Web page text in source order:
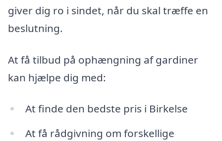
giver dig ro i sindet, når du skal træffe en
beslutning.
At få tilbud på ophængning af gardiner
kan hjælpe dig med:
At finde den bedste pris i Birkelse
At få rådgivning om forskellige